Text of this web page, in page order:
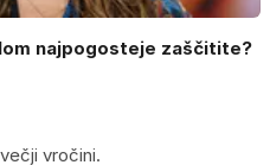
najpogosteje zaščitite?
vročini.